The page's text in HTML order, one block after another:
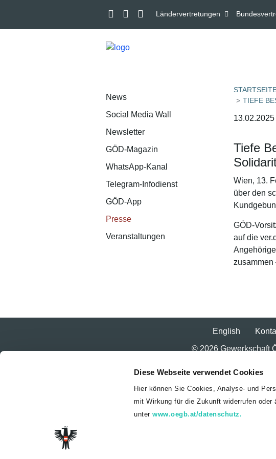
Diese Webseite verwendet Cookies
Hier können Sie Cookies, Analyse- und
mit Wirkung für die Zukunft widerrufen
unterwww.oegb.at/datenschutz.
Ländervertretungen
News
Social Media Wall
Newsletter
GÖD-Magazin
WhatsApp-Kanal
Telegram-Infodienst
GÖD-App
Presse
Veranstaltungen
TIEFE
13.02.2025
Tiefe
Wien, 13.
über den
GÖD-
auf die
zusammen
English
© 2026 Gewerkschaft